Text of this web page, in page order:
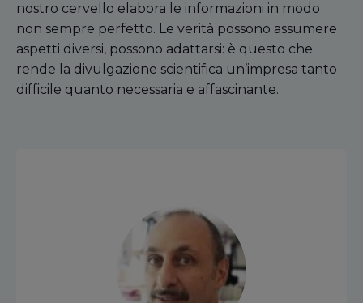
nostro cervello elabora le informazioni in modo
non sempre perfetto. Le verità possono assumere
aspetti diversi, possono adattarsi: è questo che
rende la divulgazione scientifica un’impresa tanto
difficile quanto necessaria e affascinante.